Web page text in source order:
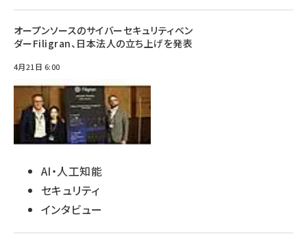
オープンソースのサイバーセキュリティベン
ダーFiligran、日本法人の立ち上げを発表
4月21日 6:00
AI・人工知能
セキュリティ
インタビュー